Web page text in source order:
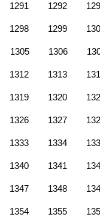
1291 1292
1298 1299
1305 1306
1312 1313
1319 1320
1326 1327
1333 1334
1340 1341
1347 1348
1354 1355